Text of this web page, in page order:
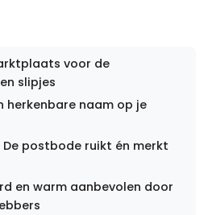
voor de
slipjes
herkenbare naam op je
postbode ruikt én merkt
en warm aanbevolen door